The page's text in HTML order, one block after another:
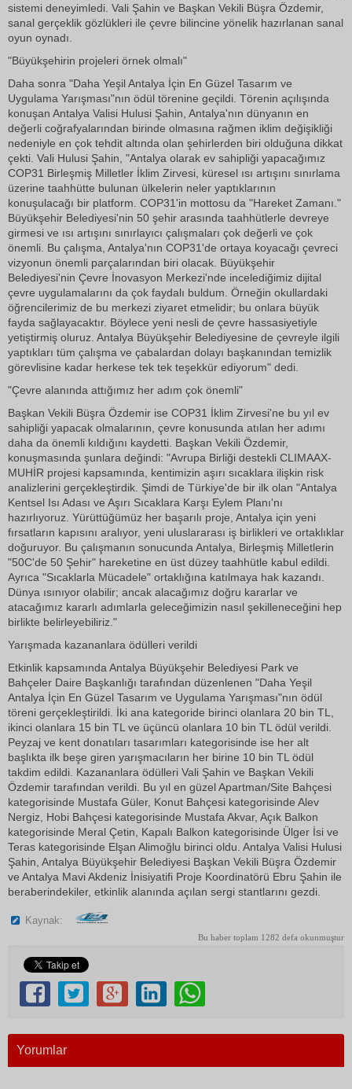
sistemi deneyimledi. Vali Şahin ve Başkan Vekili Büşra Özdemir,
sanal gerçeklik gözlükleri ile çevre bilincine yönelik hazırlanan sanal
oyun oynadı.
"Büyükşehirin projeleri örnek olmalı"
Daha sonra "Daha Yeşil Antalya İçin En Güzel Tasarım ve
Uygulama Yarışması"nın ödül törenine geçildi. Törenin açılışında
konuşan Antalya Valisi Hulusi Şahin, Antalya'nın dünyanın en
değerli coğrafyalarından birinde olmasına rağmen iklim değişikliği
nedeniyle en çok tehdit altında olan şehirlerden biri olduğuna dikkat
çekti. Vali Hulusi Şahin, "Antalya olarak ev sahipliği yapacağımız
COP31 Birleşmiş Milletler İklim Zirvesi, küresel ısı artışını sınırlama
üzerine taahhütte bulunan ülkelerin neler yaptıklarının
konuşulacağı bir platform. COP31'in mottosu da "Hareket Zamanı."
Büyükşehir Belediyesi'nin 50 şehir arasında taahhütlerle devreye
girmesi ve ısı artışını sınırlayıcı çalışmaları çok değerli ve çok
önemli. Bu çalışma, Antalya'nın COP31'de ortaya koyacağı çevreci
vizyonun önemli parçalarından biri olacak. Büyükşehir
Belediyesi'nin Çevre İnovasyon Merkezi'nde incelediğimiz dijital
çevre uygulamalarını da çok faydalı buldum. Örneğin okullardaki
öğrencilerimiz de bu merkezi ziyaret etmelidir; bu onlara büyük
fayda sağlayacaktır. Böylece yeni nesli de çevre hassasiyetiyle
yetiştirmiş oluruz. Antalya Büyükşehir Belediyesine de çevreyle ilgili
yaptıkları tüm çalışma ve çabalardan dolayı başkanından temizlik
görevlisine kadar herkese tek tek teşekkür ediyorum" dedi.
"Çevre alanında attığımız her adım çok önemli"
Başkan Vekili Büşra Özdemir ise COP31 İklim Zirvesi'ne bu yıl ev
sahipliği yapacak olmalarının, çevre konusunda atılan her adımı
daha da önemli kıldığını kaydetti. Başkan Vekili Özdemir,
konuşmasında şunlara değindi: "Avrupa Birliği destekli CLIMAAX-
MUHİR projesi kapsamında, kentimizin aşırı sıcaklara ilişkin risk
analizlerini gerçekleştirdik. Şimdi de Türkiye'de bir ilk olan "Antalya
Kentsel Isı Adası ve Aşırı Sıcaklara Karşı Eylem Planı'nı
hazırlıyoruz. Yürüttüğümüz her başarılı proje, Antalya için yeni
fırsatların kapısını aralıyor, yeni uluslararası iş birlikleri ve ortaklıklar
doğuruyor. Bu çalışmanın sonucunda Antalya, Birleşmiş Milletlerin
"50C'de 50 Şehir" hareketine en üst düzey taahhütle kabul edildi.
Ayrıca "Sıcaklarla Mücadele" ortaklığına katılmaya hak kazandı.
Dünya ısınıyor olabilir; ancak alacağımız doğru kararlar ve
atacağımız kararlı adımlarla geleceğimizin nasıl şekilleneceğini hep
birlikte belirleyebiliriz."
Yarışmada kazananlara ödülleri verildi
Etkinlik kapsamında Antalya Büyükşehir Belediyesi Park ve
Bahçeler Daire Başkanlığı tarafından düzenlenen "Daha Yeşil
Antalya İçin En Güzel Tasarım ve Uygulama Yarışması"nın ödül
töreni gerçekleştirildi. İki ana kategoride birinci olanlara 20 bin TL,
ikinci olanlara 15 bin TL ve üçüncü olanlara 10 bin TL ödül verildi.
Peyzaj ve kent donatıları tasarımları kategorisinde ise her alt
başlıkta ilk beşe giren yarışmacıların her birine 10 bin TL ödül
takdim edildi. Kazananlara ödülleri Vali Şahin ve Başkan Vekili
Özdemir tarafından verildi. Bu yıl en güzel Apartman/Site Bahçesi
kategorisinde Mustafa Güler, Konut Bahçesi kategorisinde Alev
Nergiz, Hobi Bahçesi kategorisinde Mustafa Akvar, Açık Balkon
kategorisinde Meral Çetin, Kapalı Balkon kategorisinde Ülger İsi ve
Teras kategorisinde Elşan Alimoğlu birinci oldu. Antalya Valisi Hulusi
Şahin, Antalya Büyükşehir Belediyesi Başkan Vekili Büşra Özdemir
ve Antalya Mavi Akdeniz İnisiyatifi Proje Koordinatörü Ebru Şahin ile
beraberindekiler, etkinlik alanında açılan sergi stantlarını gezdi.
Kaynak:
Bu haber toplam 1282 defa okunmuştur
Yorumlar